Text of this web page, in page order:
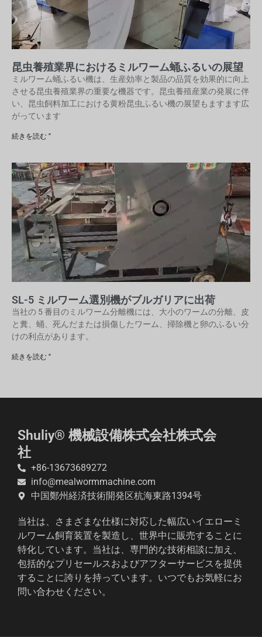
昆虫養殖業界におけるミルワーム蛹ふるいの展望
ミルワーム蛹ふるい機は、生産効率と製品の品質を効果的に向上
させる昆虫養殖業界の重要な機器です。昆虫養殖産業の発展に伴
い、昆虫飼料加工における黄粉昆虫ふるい機の展望もますます広
がっています
続きを読む "
SL-5 ミルワーム選別機がブルガリアに出荷
当社の 5 番目のミルワーム分離機には、大小のワームの分離、皮
と糞、蛹、死んだまたは損傷したワーム、掃除機と卵のふるい分
けの利点があります。
続きを読む "
Shuliy® 機械設備株式会社株式会
社
+86-13673689272
info@mealwormmachine.com
中国鄭州経済技術開発区杭海東路1394号
当社は、さまざまな仕様に対応した幅広いイエローミ
ルワーム飼育装置を製造し、世界中に販売することに
特化しています。当社は、専門的な技術相談に加え、
包括的なプリセールスおよびアフターサービスを提供
することに誇りを持っています。いつでもお気軽にお
問い合わせください。